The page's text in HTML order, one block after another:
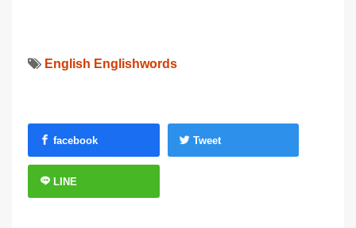
English Englishwords
facebook Tweet
LINE